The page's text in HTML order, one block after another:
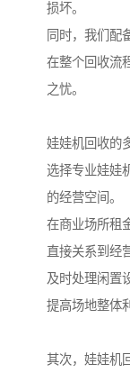
损坏。
同时，我们配
在整个回收流
之忧。
娃娃机回收的
选择专业娃娃
的经营空间。
在商业场所租
直接关系到经
及时处理闲置
提高场地整体
其次，娃娃机